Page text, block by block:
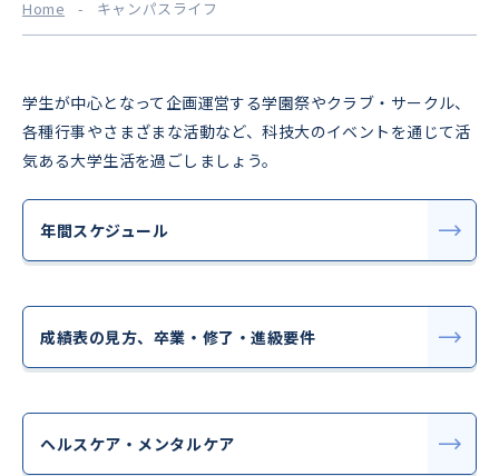
Home - キャンパスライフ
学生が中心となって企画運営する学園祭やクラブ・サークル、
各種行事やさまざまな活動など、科技大のイベントを通じて活
気ある大学生活を過ごしましょう。
年間スケジュール
成績表の見方、卒業・修了・進級要件
ヘルスケア・メンタルケア